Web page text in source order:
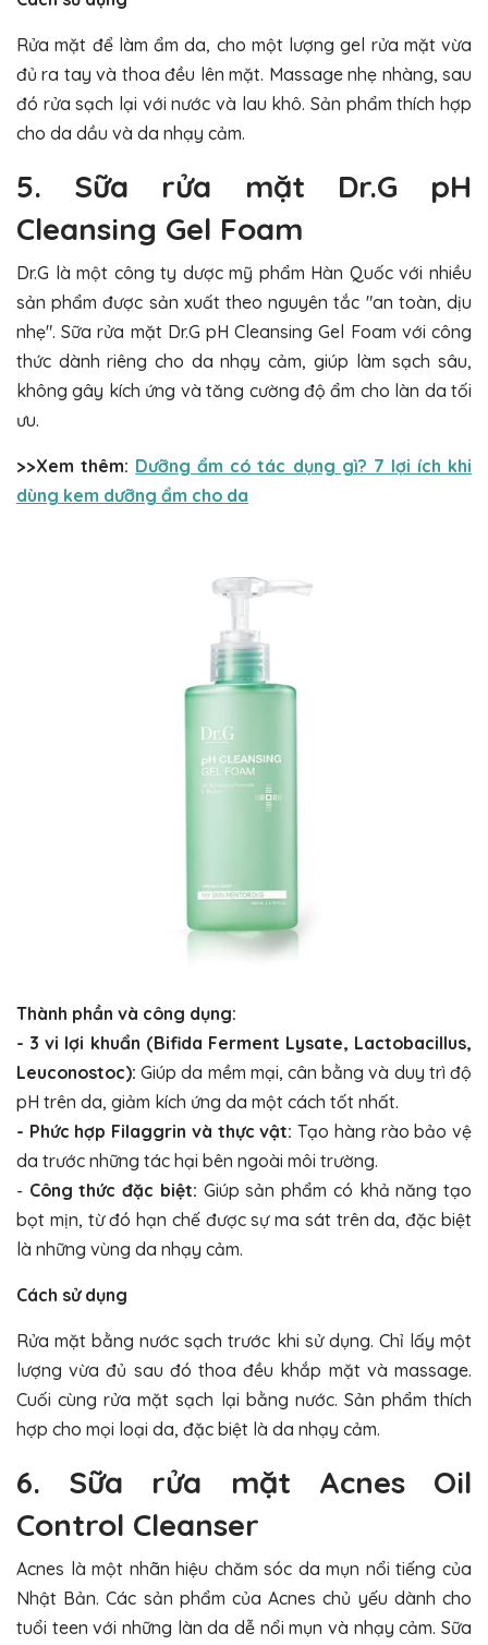
Rửa mặt để làm ẩm da, cho một lượng gel rửa mặt vừa
đủ ra tay và thoa đều lên mặt. Massage nhẹ nhàng, sau
đó rửa sạch lại với nước và lau khô. Sản phẩm thích hợp
cho da dầu và da nhạy cảm.
5. Sữa rửa mặt Dr.G pH
Cleansing Gel Foam
Dr.G là một công ty dược mỹ phẩm Hàn Quốc với nhiều
sản phẩm được sản xuất theo nguyên tắc "an toàn, dịu
nhẹ". Sữa rửa mặt Dr.G pH Cleansing Gel Foam với công
thức dành riêng cho da nhạy cảm, giúp làm sạch sâu,
không gây kích ứng và tăng cường độ ẩm cho làn da tối
ưu.
>>Xem thêm: Dưỡng ẩm có tác dụng gì? 7 lợi ích khi
dùng kem dưỡng ẩm cho da
Thành phần và công dụng:
- 3 vi lợi khuẩn (Bifida Ferment Lysate, Lactobacillus,
Leuconostoc): Giúp da mềm mại, cân bằng và duy trì độ
pH trên da, giảm kích ứng da một cách tốt nhất.
- Phức hợp Filaggrin và thực vật: Tạo hàng rào bảo vệ
da trước những tác hại bên ngoài môi trường.
- Công thức đặc biệt: Giúp sản phẩm có khả năng tạo
bọt mịn, từ đó hạn chế được sự ma sát trên da, đặc biệt
là những vùng da nhạy cảm.
Cách sử dụng
Rửa mặt bằng nước sạch trước khi sử dụng. Chỉ lấy một
lượng vừa đủ sau đó thoa đều khắp mặt và massage.
Cuối cùng rửa mặt sạch lại bằng nước. Sản phẩm thích
hợp cho mọi loại da, đặc biệt là da nhạy cảm.
6. Sữa rửa mặt Acnes Oil
Control Cleanser
Acnes là một nhãn hiệu chăm sóc da mụn nổi tiếng của
Nhật Bản. Các sản phẩm của Acnes chủ yếu dành cho
tuổi teen với những làn da dễ nổi mụn và nhạy cảm. Sữa